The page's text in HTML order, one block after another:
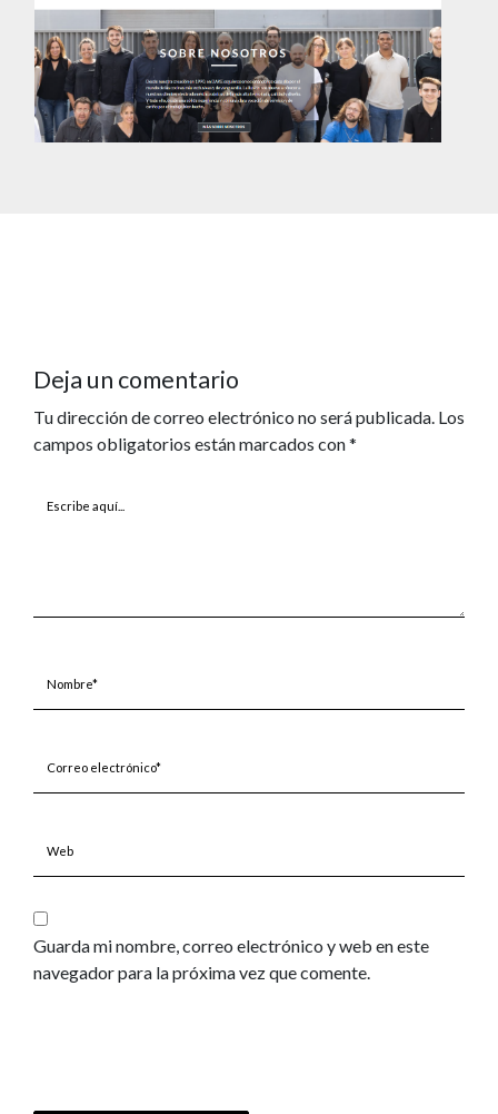
Deja un comentario
Tu dirección de correo electrónico no será publicada. Los
campos obligatorios están marcados con*
Escribe
electrónico*
Guarda mi nombre, correo electrónico y web en este
navegador para la próxima vez que comente.